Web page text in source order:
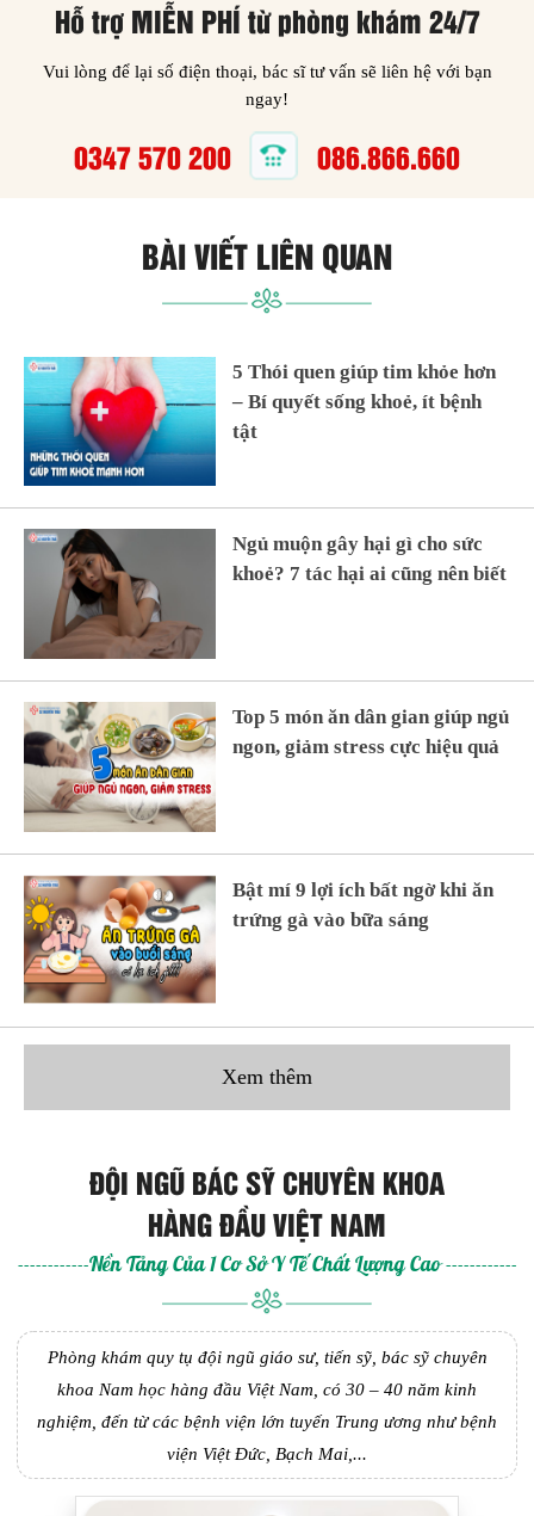
Hỗ trợ MIỄN PHÍ từ phòng khám 24/7
Vui lòng để lại số điện thoại, bác sĩ tư vấn sẽ liên hệ với bạn
ngay!
0347 570 200 086.866.660
BÀI VIẾT LIÊN QUAN
5 Thói quen giúp tim khỏe hơn
– Bí quyết sống khoẻ, ít bệnh
tật
Ngủ muộn gây hại gì cho sức
khoẻ? 7 tác hại ai cũng nên biết
Top 5 món ăn dân gian giúp ngủ
ngon, giảm stress cực hiệu quả
Bật mí 9 lợi ích bất ngờ khi ăn
trứng gà vào bữa sáng
Xem thêm
ĐỘI NGŨ BÁC SỸ CHUYÊN KHOA
HÀNG ĐẦU VIỆT NAM
------------Nền Tảng Của 1 Cơ Sở Y Tế Chất Lượng Cao ------------
Phòng khám quy tụ đội ngũ giáo sư, tiến sỹ, bác sỹ chuyên
khoa Nam học hàng đầu Việt Nam, có 30 – 40 năm kinh
nghiệm, đến từ các bệnh viện lớn tuyến Trung ương như bệnh
viện Việt Đức, Bạch Mai,...